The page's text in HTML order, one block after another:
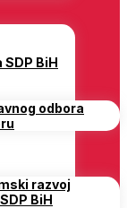
BiH
odbora
razvoj
BiH